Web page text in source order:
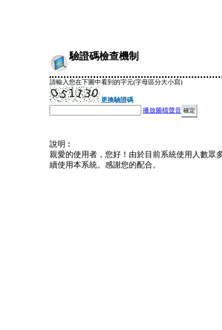
驗證碼檢查機制
請輸入您在下圖中看到的字元(字母區分大小寫)
更換驗證碼
播放圖檔聲音
說明︰
親愛的使用者，您好！由於目前系統使用人數眾
續使用本系統。感謝您的配合。